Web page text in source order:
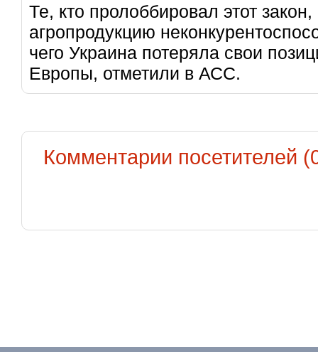
Те, кто пролоббировал этот
агропродукцию
чего Украина потеряла свои
Европы, отметили в АСС.
Комментарии посетителей